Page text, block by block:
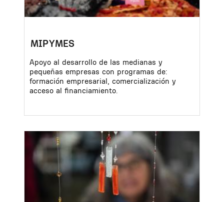
MIPYMES
Apoyo al desarrollo de las medianas y
pequeñas empresas con programas de:
formación empresarial, comercialización y
acceso al financiamiento.
Image